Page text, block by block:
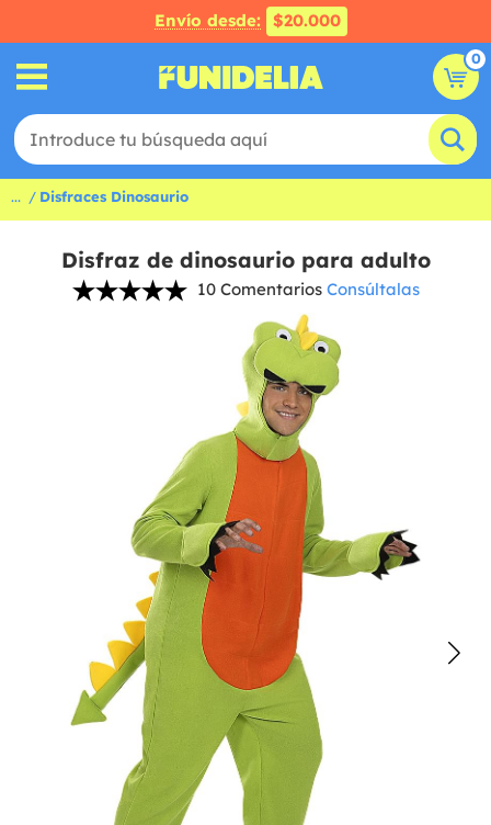
Envío desde: $20.000
0
... Disfraces Dinosaurio
Disfraz de dinosaurio para adulto
10 Comentarios Consúltalas